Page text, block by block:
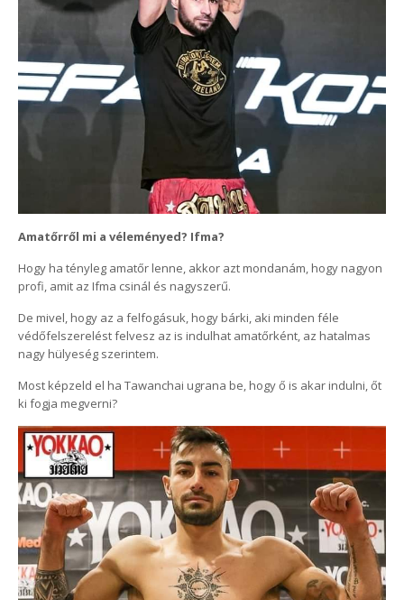
Amatőrről mi a véleményed? Ifma?
Hogy ha tényleg amatőr lenne, akkor azt mondanám, hogy nagyon
profi, amit az Ifma csinál és nagyszerű.
De mivel, hogy az a felfogásuk, hogy bárki, aki minden féle
védőfelszerelést felvesz az is indulhat amatőrként, az hatalmas
nagy hülyeség szerintem.
Most képzeld el ha Tawanchai ugrana be, hogy ő is akar indulni, őt
ki fogja megverni?